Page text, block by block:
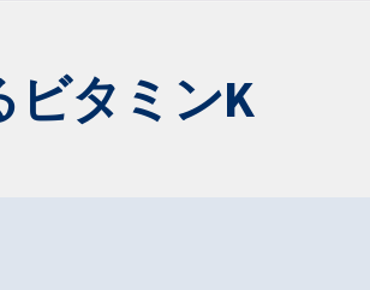
ビタミンK